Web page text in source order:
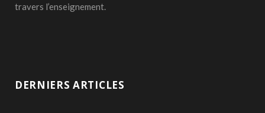
travers l’enseignement.
DERNIERS ARTICLES